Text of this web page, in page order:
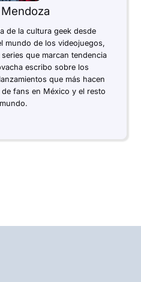
de la cultura geek desde
mundo de los videojuegos,
que marcan tendencia
escribo sobre los
que más hacen
fans en México y el resto